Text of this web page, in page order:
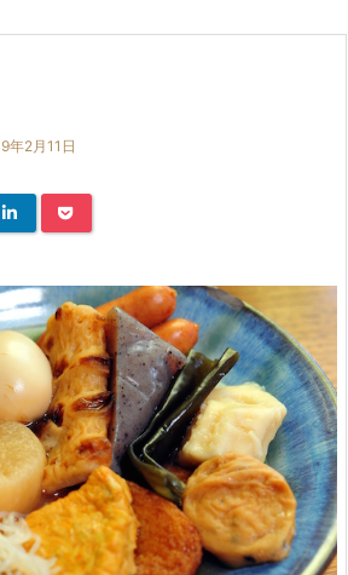
年2月11日